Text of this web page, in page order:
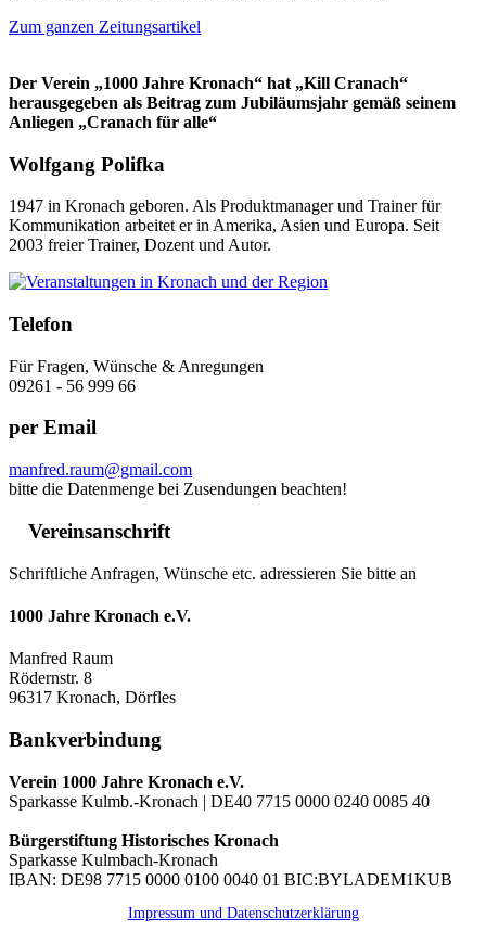
Zum ganzen Zeitungsartikel
Der Verein „1000 Jahre Kronach“ hat „Kill Cranach“
herausgegeben als Beitrag zum Jubiläumsjahr gemäß seinem
Anliegen „Cranach für alle“
Wolfgang Polifka
1947 in Kronach geboren. Als Produktmanager und Trainer für
Kommunikation arbeitet er in Amerika, Asien und Europa. Seit
2003 freier Trainer, Dozent und Autor.
Telefon
Für Fragen, Wünsche & Anregungen
09261 - 56 999 66
per Email
manfred.raum@gmail.com
bitte die Datenmenge bei Zusendungen beachten!
Vereinsanschrift
Schriftliche Anfragen, Wünsche etc. adressieren Sie bitte an
1000 Jahre Kronach e.V.
Manfred Raum
Rödernstr. 8
96317 Kronach, Dörfles
Bankverbindung
Verein 1000 Jahre Kronach e.V.
Sparkasse Kulmb.-Kronach | DE40 7715 0000 0240 0085 40
Bürgerstiftung Historisches Kronach
Sparkasse Kulmbach-Kronach
IBAN: DE98 7715 0000 0100 0040 01 BIC:BYLADEM1KUB
Impressum und Datenschutzerklärung